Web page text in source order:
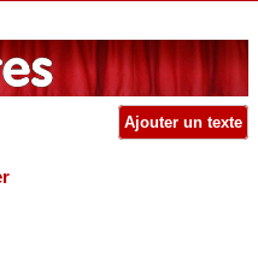
Ajouter un texte